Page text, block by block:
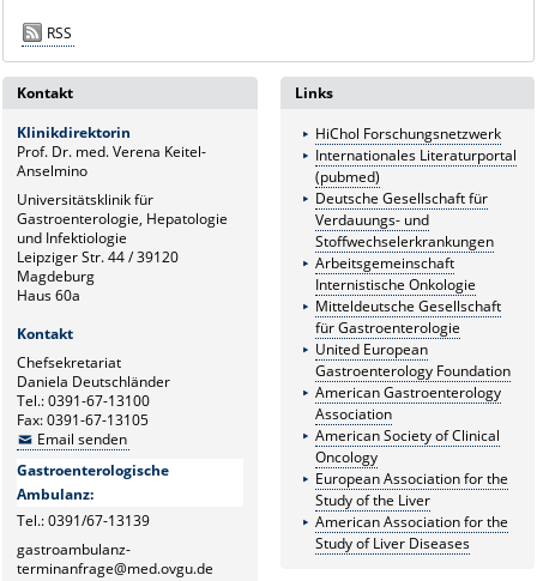
RSS
Kontakt
Klinikdirektorin
Prof. Dr. med. Verena Keitel-
Anselmino
Universitätsklinik für
Gastroenterologie, Hepatologie
und Infektiologie
Leipziger Str. 44 / 39120
Magdeburg
Haus 60a
Kontakt
Chefsekretariat
Daniela Deutschländer
Tel.: 0391-67-13100
Fax: 0391-67-13105
Email senden
Gastroenterologische
Ambulanz:
Tel.: 0391/67-13139
gastroambulanz-
terminanfrage@med.ovgu.de
Links
HiChol Forschungsnetzwerk
Internationales Literaturportal
(pubmed)
Deutsche Gesellschaft für
Verdauungs- und
Stoffwechselerkrankungen
Arbeitsgemeinschaft
Internistische Onkologie
Mitteldeutsche Gesellschaft
für Gastroenterologie
United European
Gastroenterology Foundation
American Gastroenterology
Association
American Society of Clinical
Oncology
European Association for the
Study of the Liver
American Association for the
Study of Liver Diseases